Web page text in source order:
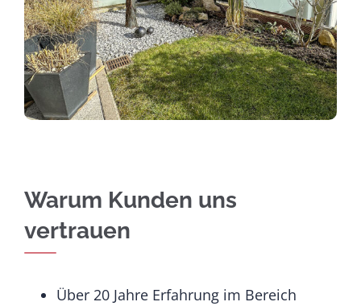
Warum Kunden uns
vertrauen
Über 20 Jahre Erfahrung im Bereich